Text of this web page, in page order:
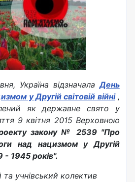
Україна відзначалаДень
у Другій світовій війні ,
як державне свято у
9 квітня 2015 Верховною
закону № 2539 "Про
над нацизмом у Другій
- 1945 років".
учнівський колектив